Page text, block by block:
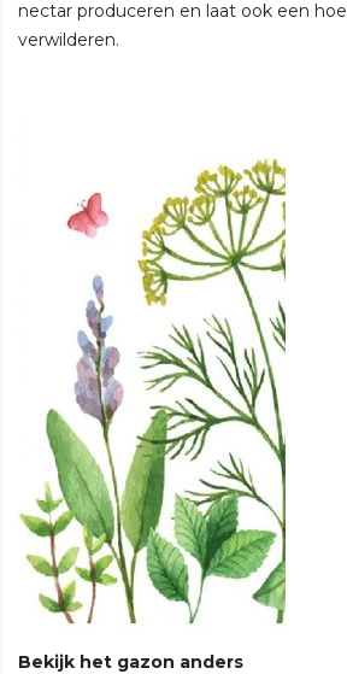
nectar produceren en laat ook een
verwilderen.
Bekijk het gazon anders